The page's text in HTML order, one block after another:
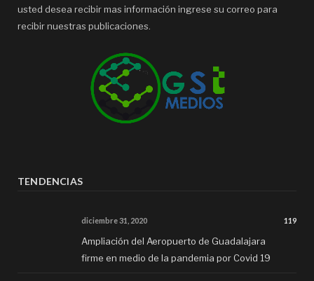
usted desea recibir mas información ingrese su correo para
recibir nuestras publicaciones.
TENDENCIAS
diciembre 31, 2020 119
Ampliación del Aeropuerto de Guadalajara
firme en medio de la pandemia por Covid 19